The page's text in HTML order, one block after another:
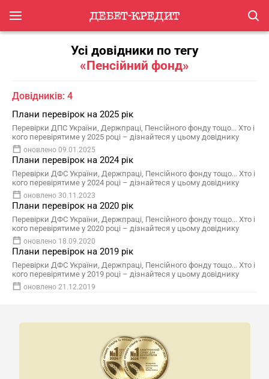
Усі довідники по тегу
«Пенсійний фонд»
Довідників: 4
Плани перевірок на 2025 рік
Перевірки ДПС України, Держпраці, Пенсійного фонду тощо... Хто і
кого перевірятиме у 2025 році – дізнайтеся у цьому довіднику
оновлено 09.01.2025
Плани перевірок на 2024 рік
Перевірки ДФС України, Держпраці, Пенсійного фонду тощо... Хто і
кого перевірятиме у 2024 році – дізнайтеся у цьому довіднику
оновлено 30.11.2023
Плани перевірок на 2020 рік
Перевірки ДФС України, Держпраці, Пенсійного фонду тощо... Хто і
кого перевірятиме у 2020 році – дізнайтеся у цьому довіднику
оновлено 18.09.2020
Плани перевірок на 2019 рік
Перевірки ДФС України, Держпраці, Пенсійного фонду тощо... Хто і
кого перевірятиме у 2019 році – дізнайтеся у цьому довіднику
оновлено 21.12.2019